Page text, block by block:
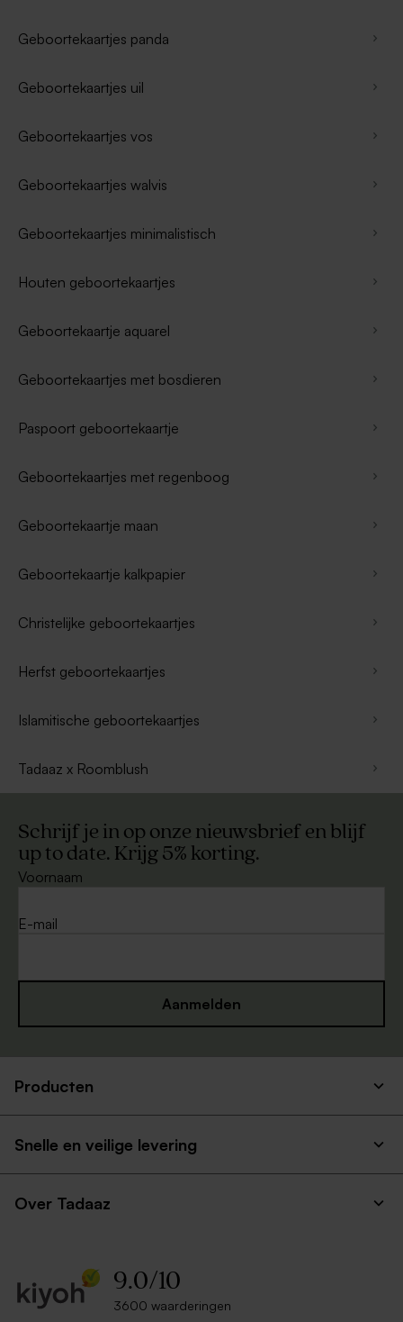
Geboortekaartjes panda
Geboortekaartjes uil
Geboortekaartjes vos
Geboortekaartjes walvis
Geboortekaartjes minimalistisch
Houten geboortekaartjes
Geboortekaartje aquarel
Geboortekaartjes met bosdieren
Paspoort geboortekaartje
Geboortekaartjes met regenboog
Geboortekaartje maan
Geboortekaartje kalkpapier
Christelijke geboortekaartjes
Herfst geboortekaartjes
Islamitische geboortekaartjes
Tadaaz x Roomblush
Schrijf je in op onze nieuwsbrief en blijf
up to date. Krijg 5% korting.
Voornaam
E-mail
Aanmelden
Producten
Snelle en veilige levering
Over Tadaaz
9.0/10
3600 waarderingen